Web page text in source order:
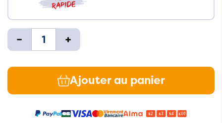
rapide
- +
Ajouter au panier